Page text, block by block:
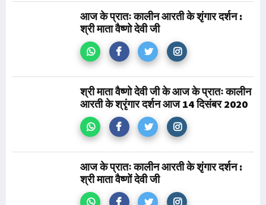
आज के प्रातः कालीन आरती के शृंगार दर्शन :
श्री माता वैष्णो देवी जी
श्री माता वैष्णो देवी जी के आज के प्रातः कालीन
आरती के श्रृंगार दर्शन आज 14 दिसंबर 2020
आज के प्रातः कालीन आरती के शृंगार दर्शन :
श्री माता वैष्णों देवी जी